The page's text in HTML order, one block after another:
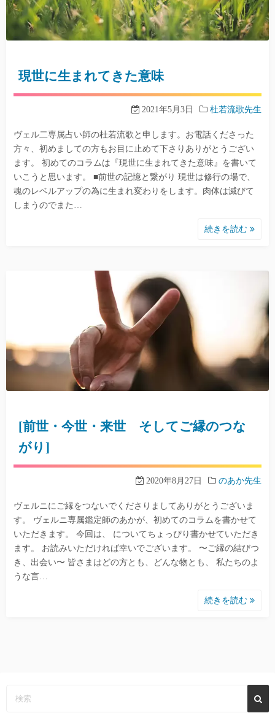
現世に生まれてきた意味
2021年5月3日 杜若流歌先生
ヴェル二専属占い師の杜若流歌と申します。お電話くださった
方々、初めましての方もお目に止めて下さりありがとうござい
ます。 初めてのコラムは『現世に生まれてきた意味』を書いて
いこうと思います。 ■前世の記憶と繋がり 現世は修行の場で、
魂のレベルアップの為に生まれ変わりをします。肉体は滅びて
しまうのでまた…
続きを読む
[前世・今世・来世 そしてご縁のつな
がり]
2020年8月27日 のあか先生
ヴェルニにご縁をつないでくださりましてありがとうございま
す。 ヴェルニ専属鑑定師のあかが、初めてのコラムを書かせて
いただきます。 今回は、 についてちょっぴり書かせていただき
ます。 お読みいただければ幸いでございます。 〜ご縁の結びつ
き、出会い〜 皆さまはどの方とも、どんな物とも、 私たちのよ
うな言…
続きを読む